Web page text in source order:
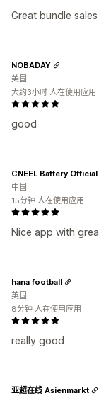
Great bundle
good
NOBADAY
美国
大约3小时 人在使用应用
Nice app with
CNEEL Battery
中国
15分钟 人在使用应用
really good
hana football
英国
8分钟 人在使用应用
亚超在线 Asienmarkt